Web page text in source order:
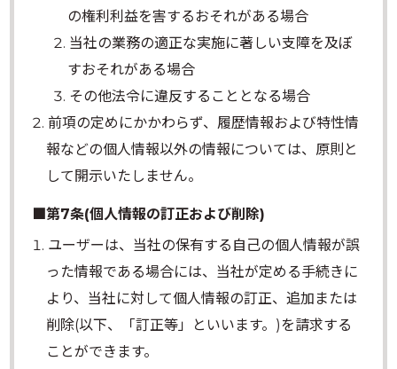
の権利利益を害するおそれがある場合
当社の業務の適正な実施に著しい支障を及ぼ
すおそれがある場合
その他法令に違反することとなる場合
前項の定めにかかわらず、履歴情報および特性情
報などの個人情報以外の情報については、原則と
して開示いたしません。
■第7条(個人情報の訂正および削除)
ユーザーは、当社の保有する自己の個人情報が誤
った情報である場合には、当社が定める手続きに
より、当社に対して個人情報の訂正、追加または
削除(以下、「訂正等」といいます。)を請求する
ことができます。